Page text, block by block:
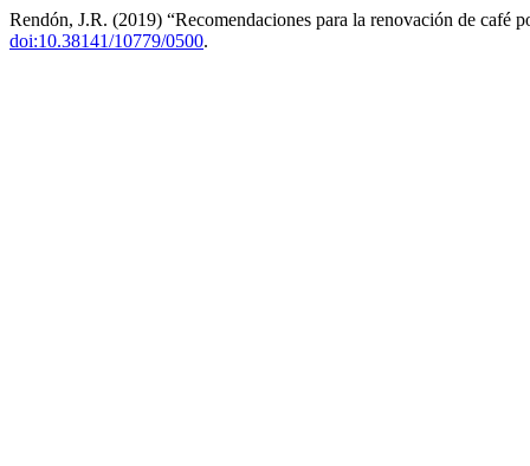
Rendón, J.R. (2019) “Recomendaciones para la renovación de café
doi:10.38141/10779/0500.